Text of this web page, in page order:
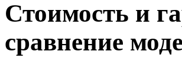
Стоимость и
сравнение